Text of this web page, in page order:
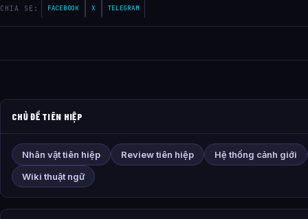
CHIA SE: FACEBOOK X TELEGRAM
CHỦ ĐỀ TIÊN HIỆP
Nhân vật tiên hiệp Review tiên hiệp
Hệ thống cảnh giới
Wiki thuật ngữ